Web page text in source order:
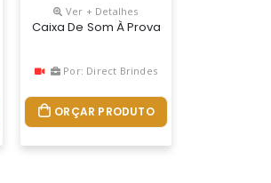
De 45mm, Frequência 2.4g Hz,
Centro E Botão Com Desenho De
Por Bluetooth E 3w/4?. Autonomia Até
À Prova D’Água Emborrachada Com
Ver + Detalhes
Caixa De Som À Prova Dágua
Por: Direct Brindes
ORÇAR PRODUTO